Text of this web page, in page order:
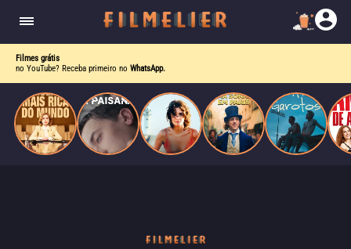
Filmes grátis
no YouTube? Receba primeiro no WhatsApp.
do
Mundo